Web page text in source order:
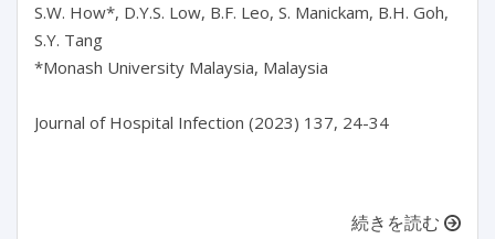
S.W. How*, D.Y.S. Low, B.F. Leo, S. Manickam, B.H. Goh,
S.Y. Tang
*Monash University Malaysia, Malaysia
Journal of Hospital Infection (2023) 137, 24-34
続きを読む